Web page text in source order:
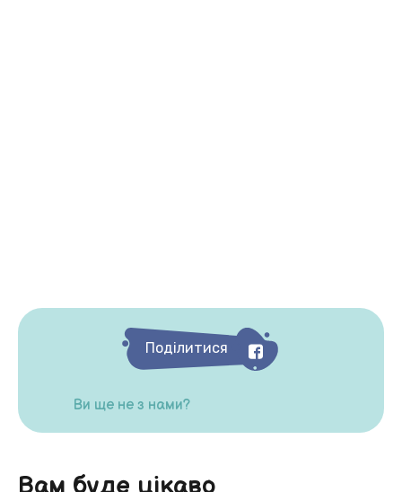
Поділитися
Ви ще не з нами?
Вам буде цікаво